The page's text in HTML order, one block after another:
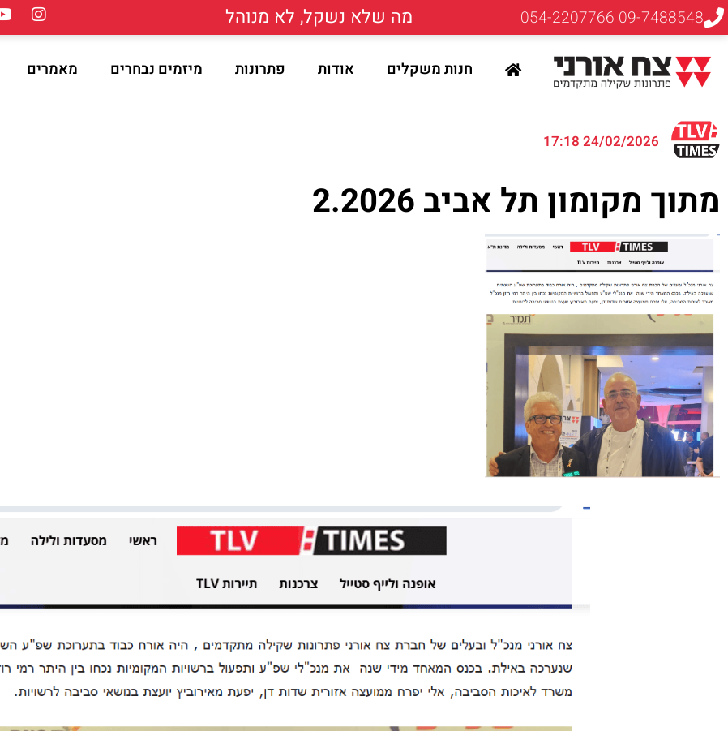
09-7488548 054-2207766 מה שלא נשקל, לא מנוהל
חנות משקלים אודות פתרונות מיזמים נבחרים מאמרים
24/02/2026 17:18
מתוך מקומון תל אביב 2.2026